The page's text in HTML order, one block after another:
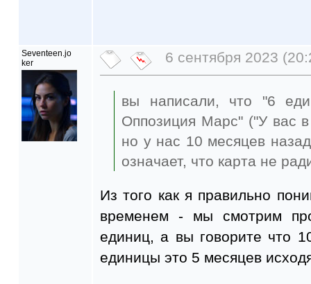
Seventeen.jo
ker
6 сентября 2023
вы написали, что "6
Оппозиция Марс" ("У вас
но у нас 10 месяцев
означает, что карта не
Из того как я правильно
временем - мы смотрим
единиц, а вы говорите что
единицы это 5 месяцев